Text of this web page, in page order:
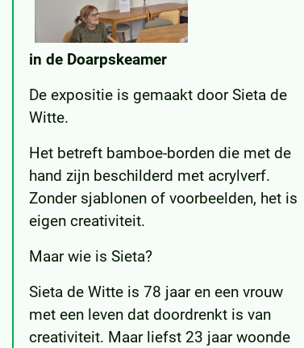
in de Doarpskeamer
De expositie is gemaakt door Sieta de
Witte.
Het betreft bamboe-borden die met de
hand zijn beschilderd met acrylverf.
Zonder sjablonen of voorbeelden, het is
eigen creativiteit.
Maar wie is Sieta?
Sieta de Witte is 78 jaar en een vrouw
met een leven dat doordrenkt is van
creativiteit. Maar liefst 23 jaar woonde